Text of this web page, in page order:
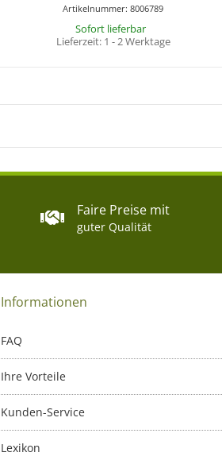
Artikelnummer:8006789
Sofort lieferbar
Lieferzeit: 1 - 2 Werktage
Faire Preise mit
guter Qualität
Informationen
FAQ
Ihre Vorteile
Kunden-Service
Lexikon